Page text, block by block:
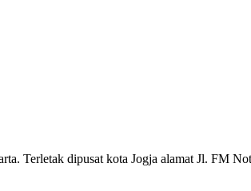
Terletak dipusat kota Jogja alamat Jl. FM